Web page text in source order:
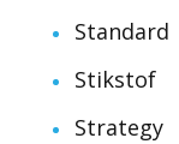
Standard
Stikstof
Strategy